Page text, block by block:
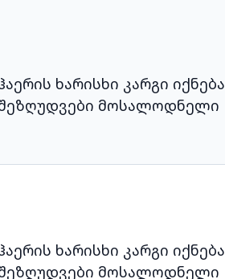
ხარისხი კარგი იქნება
მოსალოდნელი
ხარისხი კარგი იქნება
მოსალოდნელი